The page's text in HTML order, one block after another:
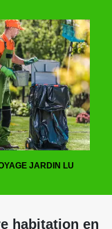
JARDIN LU
habitation en